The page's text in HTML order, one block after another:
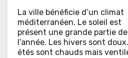
La ville bénéficie d’un climat
méditerranéen. Le soleil est
présent une grande partie de
l’année. Les hivers sont
étés sont chauds mais